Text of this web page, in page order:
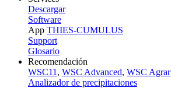
Descargar
Software
App THIES-CUMULUS
Support
Glosario
Recomendación
WSC11 , WSC Advanced, WSC Agrar
Analizador de precipitaciones